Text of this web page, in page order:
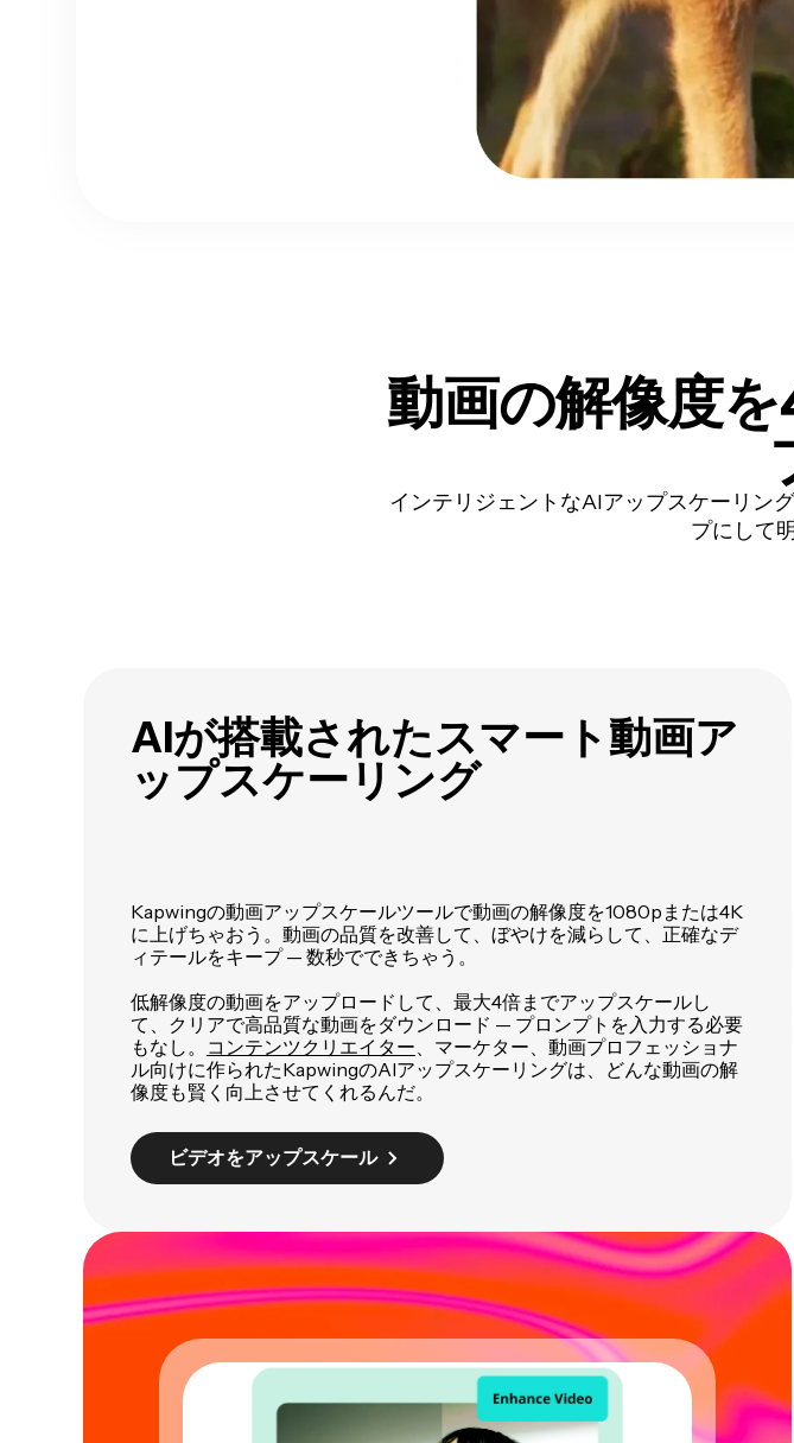
動画の解像度
インテリジェントなAIアップスケーリン
プにして
AIが搭載されたスマート動画ア
ップスケーリング
Kapwingの動画アップスケールツールで動画の解像度を1080pまたは4K
に上げちゃおう。動画の品質を改善して、ぼやけを減らして、正確なデ
ィテールをキープ — 数秒でできちゃう。
低解像度の動画をアップロードして、最大4倍までアップスケールし
て、クリアで高品質な動画をダウンロード — プロンプトを入力する必要
もなし。 コンテンツクリエイター、マーケター、動画プロフェッショナ
ル向けに作られたKapwingのAIアップスケーリングは、どんな動画の解
像度も賢く向上させてくれるんだ。
ビデオをアップスケール